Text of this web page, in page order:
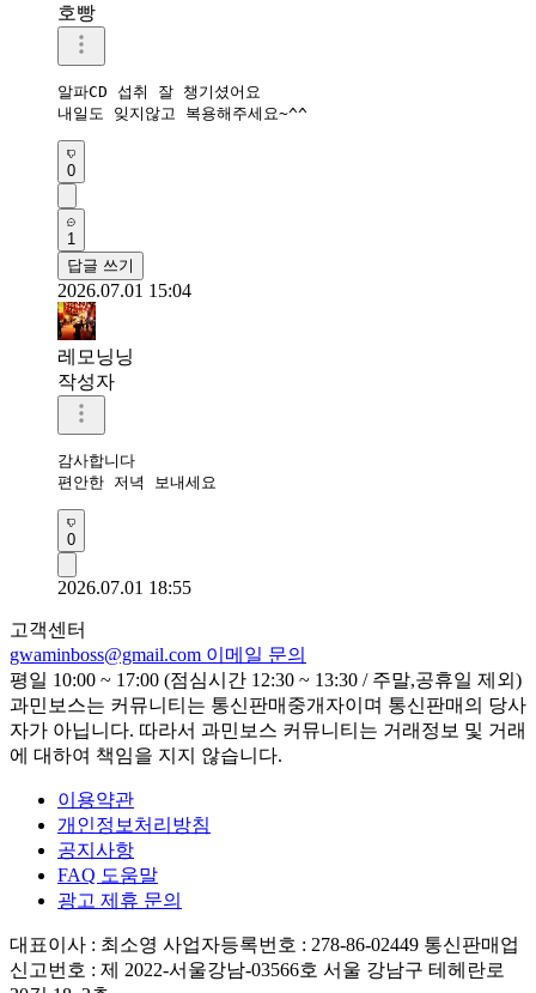
호빵
알파CD 섭취 잘 챙기셨어요
내일도 잊지않고 복용해주세요~^^
0
1
답글 쓰기
2026.07.01 15:04
레모닝닝
작성자
감사합니다
편안한 저녁 보내세요
0
2026.07.01 18:55
고객센터
gwaminboss@gmail.com 이메일 문의
평일 10:00 ~ 17:00 (점심시간 12:30 ~ 13:30 / 주말,공휴일 제외)
과민보스는 커뮤니티는 통신판매중개자이며 통신판매의 당사
자가 아닙니다. 따라서 과민보스 커뮤니티는 거래정보 및 거래
에 대하여 책임을 지지 않습니다.
이용약관
개인정보처리방침
공지사항
FAQ 도움말
광고 제휴 문의
대표이사 : 최소영 사업자등록번호 : 278-86-02449 통신판매업
신고번호 : 제 2022-서울강남-03566호 서울 강남구 테헤란로